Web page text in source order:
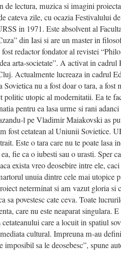
de lectura, muzica si imagini
cateva zile, cu ocazia Festivalului
in 1971. Este absolvent al
din Iasi si are un master in
redactor fondator al revistei
arta-societate”. A activat in
Actualmente lucreaza in cadrul
nu a fost doar o tara, a fost
politic utopic al modernitatii. Ea te
pentru ea lasa urme si rani
l pe Vladimir Maiakovski as
fost cetatean al Uniunii Sovietice.
Este o tara care nu te poate lasa
fie ca o iubesti sau o urasti. Sper
exista vreo deosebire intre ele,
unuia dintre cele mai utopice
neterminat si am vazut gloria si
sa povestesc cate ceva. Toate
care nu este neaparat singulara.
cetateanului care a locuit in spatiul
cultural. Impreuna m-au
imposibil sa le deosebesc”, spune